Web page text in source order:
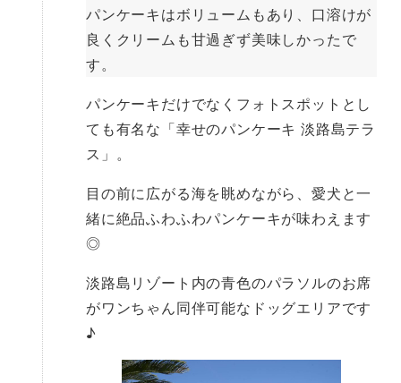
パンケーキはボリュームもあり、口溶けが
良くクリームも甘過ぎず美味しかったで
す。
パンケーキだけでなくフォトスポットとし
ても有名な「幸せのパンケーキ 淡路島テラ
ス」。
目の前に広がる海を眺めながら、愛犬と一
緒に絶品ふわふわパンケーキが味わえます
◎
淡路島リゾート内の青色のパラソルのお席
がワンちゃん同伴可能なドッグエリアです
♪